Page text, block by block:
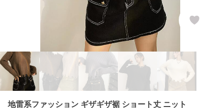
地雷系ファッション ギザギザ裾 ショート丈 ニット